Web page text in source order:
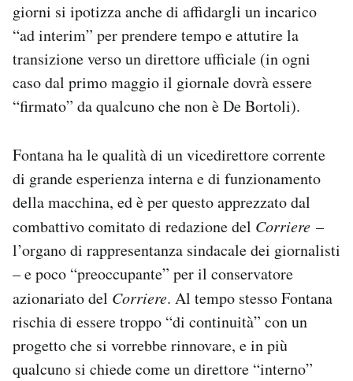
giorni si ipotizza anche di affidargli un incarico
“ad interim” per prendere tempo e attutire la
transizione verso un direttore ufficiale (in ogni
caso dal primo maggio il giornale dovrà essere
“firmato” da qualcuno che non è De Bortoli).
Fontana ha le qualità di un vicedirettore corrente
di grande esperienza interna e di funzionamento
della macchina, ed è per questo apprezzato dal
combattivo comitato di redazione del Corriere –
l’organo di rappresentanza sindacale dei giornalisti
– e poco “preoccupante” per il conservatore
azionariato del Corriere. Al tempo stesso Fontana
rischia di essere troppo “di continuità” con un
progetto che si vorrebbe rinnovare, e in più
qualcuno si chiede come un direttore “interno”